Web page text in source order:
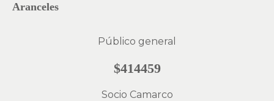
Aranceles
Público general
$414459
Socio Camarco